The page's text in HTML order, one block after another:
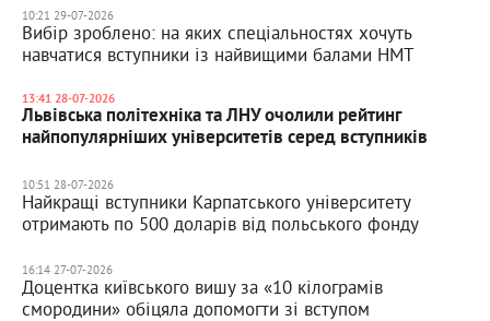
10:21 29-07-2026
Вибір зроблено: на яких спеціальностях хочуть
навчатися вступники із найвищими балами НМТ
13:41 28-07-2026
Львівська політехніка та ЛНУ очолили рейтинг
найпопулярніших університетів серед вступників
10:51 28-07-2026
Найкращі вступники Карпатського університету
отримають по 500 доларів від польського фонду
16:14 27-07-2026
Доцентка київського вишу за «10 кілограмів
смородини» обіцяла допомогти зі вступом